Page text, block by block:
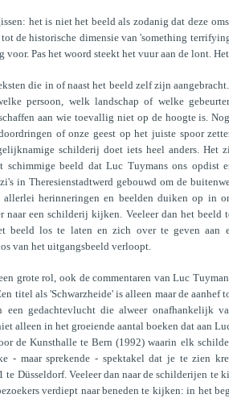
het is niet het beeld als zodanig dat deze
de historische dimensie van 'something
voor. Pas het woord steekt het vuur aan de lont.
die in of naast het beeld zelf zijn
persoon, welk landschap of welke
aan wie toevallig niet op de hoogte is.
of onze geest op het juiste spoor
schilderij doet iets heel anders. Het
schimmige beeld dat Luc Tuymans ons opdist
in Theresienstadtwerd gebouwd om de
allerlei herinneringen en beelden duiken op in
naar een schilderij kijken. Veeleer dan het beeld
beeld los te laten en zich over te geven aan
van het uitgangsbeeld verloopt.
grote rol, ook de commentaren van Luc
titel als 'Schwarzheide' is alleen maar de aanhef
een gedachtevlucht die alweer onafhankelijk
alleen in het groeiende aantal boeken dat aan
de Kunsthalle te Bern (1992) waarin elk
- maar sprekende - spektakel dat je te zien
Düsseldorf. Veeleer dan naar de schilderijen te
verdiept naar beneden te kijken: in het